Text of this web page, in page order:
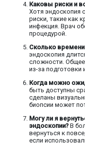
Каковы риски и
Хотя эндоскопия
риски, такие как
инфекция. Врач
процедурой.
Сколько
эндоскопия
сложности.
из-за подготовки
Когда можно
быть доступны
сделаны
биопсии может
Могу ли я
эндоскопии? В
вернуться к
если